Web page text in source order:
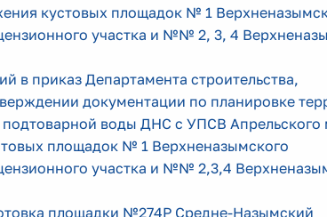
кустовых площадок № 1
участка и №№ 2, 3, 4
в приказ Департамента строительства,
документации по планировке
воды ДНС с УПСВ Апрельского
площадок № 1 Верхненазымского
участка и №№ 2,3,4
площадки №274Р Средне-Назымский